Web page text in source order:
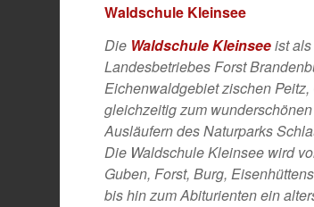
Waldschule Kleinsee
Die Waldschule Kleinseeist
Landesbetriebes Forst
Eichenwaldgebiet zischen
gleichzeitig zum
Ausläufern des Naturparks
Die Waldschule Kleinsee wird
Guben, Forst, Burg,
bis hin zum Abiturienten ein